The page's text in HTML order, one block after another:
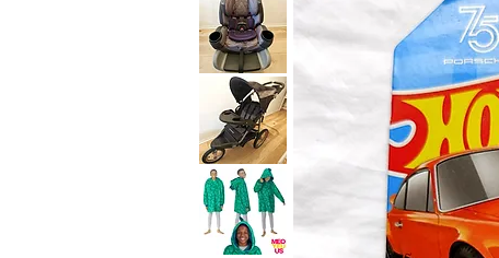
Extend2Fit
Platinum
in-
1
10
Years
Convertible
Car
Seat
Child
Purpl
Baby
Trend
Expedition
Jogger
Travel
System
Stroller